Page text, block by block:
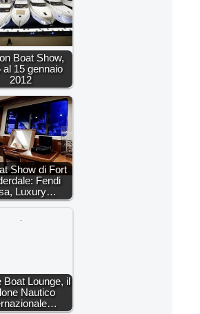
Boat Show,
al 15 gennaio
2012
Show di Fort
Fendi
Luxury…
Boat Lounge, il
Nautico